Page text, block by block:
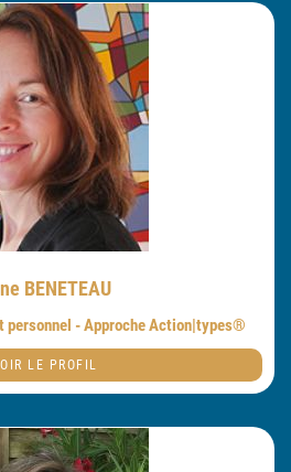
BENETEAU
personnel - Approche Action|types®
LE PROFIL